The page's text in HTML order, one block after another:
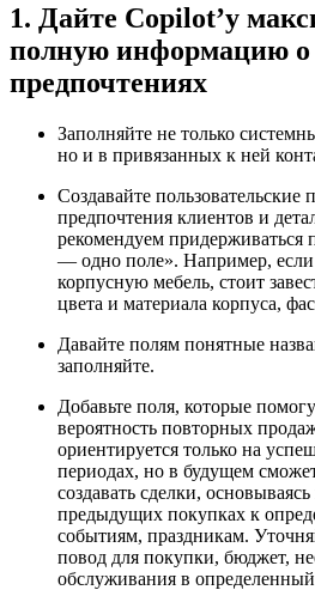
1. Дайте Copilot’у
полную информацию о
предпочтениях
Заполняйте не только
но и в привязанных к ней
Создавайте
предпочтения клиентов и
рекомендуем придерживаться
— одно поле». Например, если
корпусную мебель, стоит
цвета и материала корпуса,
Давайте полям понятные
заполняйте.
Добавьте поля, которые
вероятность повторных
ориентируется только на
периодах, но в будущем
создавать сделки,
предыдущих покупках к
событиям, праздникам.
повод для покупки, бюджет,
обслуживания в